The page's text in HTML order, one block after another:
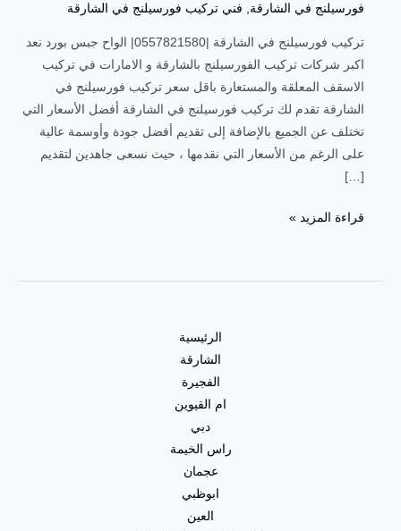
فورسيلنج في الشارقة
فني تركيب فورسيلنج في الشارقة
تركيب فورسيلنج في الشارقة |0557821580| الواح جبس بورد نعد
اكبر شركات تركيب الفورسيلنج بالشارقة و الامارات في تركيب
الاسقف المعلقة والمستعارة باقل سعر تركيب فورسيلنج في
الشارقة تقدم لك تركيب فورسيلنج في الشارقة أفضل الأسعار التي
تختلف عن الجميع بالإضافة إلى تقديم أفضل جودة وأوسمة عالية
على الرغم من الأسعار التي نقدمها ، حيث نسعى جاهدين لتقديم
[…]
قراءة المزيد »
الرئيسية
الشارقة
الفجيرة
ام القيوين
دبي
راس الخيمة
عجمان
ابوظبي
العين